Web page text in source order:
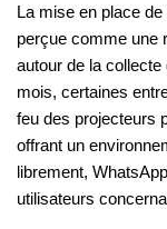
La mise en place
perçue comme une
autour de la
mois, certaines
feu des projecteurs
offrant un
librement,
utilisateurs